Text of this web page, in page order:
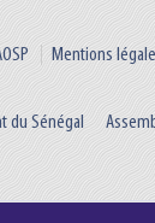
Mentions
du Sénégal